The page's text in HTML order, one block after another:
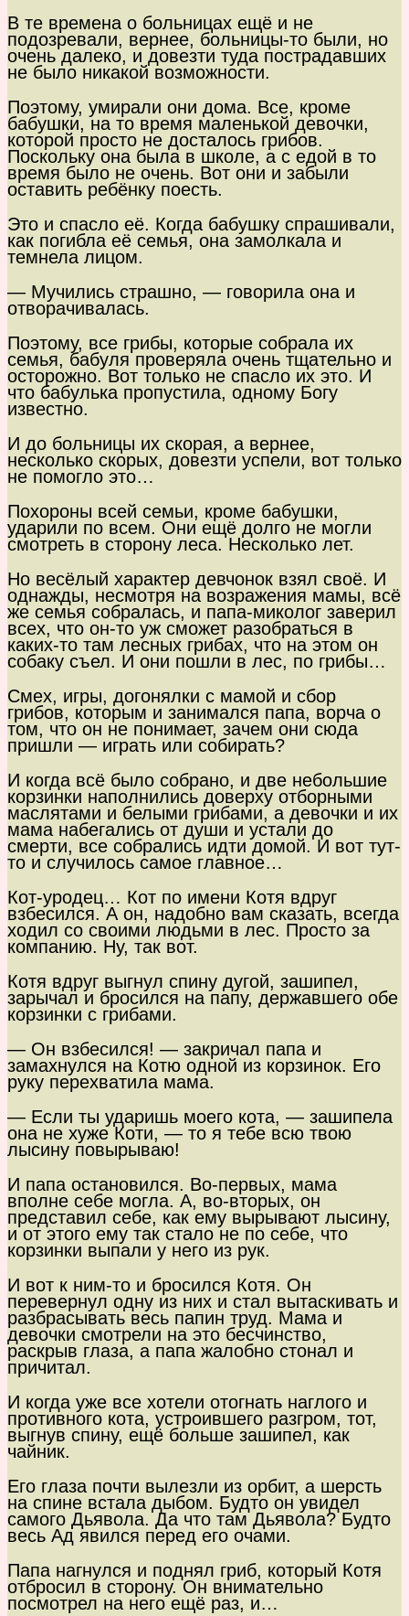
В те времена о больницах ещё и не
подозревали, вернее, больницы-то были, но
очень далеко, и довезти туда пострадавших
не было никакой возможности.
Поэтому, умирали они дома. Все, кроме
бабушки, на то время маленькой девочки,
которой просто не досталось грибов.
Поскольку она была в школе, а с едой в то
время было не очень. Вот они и забыли
оставить ребёнку поесть.
Это и спасло её. Когда бабушку спрашивали,
как погибла её семья, она замолкала и
темнела лицом.
— Мучились страшно, — говорила она и
отворачивалась.
Поэтому, все грибы, которые собрала их
семья, бабуля проверяла очень тщательно и
осторожно. Вот только не спасло их это. И
что бабулька пропустила, одному Богу
известно.
И до больницы их скорая, а вернее,
несколько скорых, довезти успели, вот только
не помогло это…
Похороны всей семьи, кроме бабушки,
ударили по всем. Они ещё долго не могли
смотреть в сторону леса. Несколько лет.
Но весёлый характер девчонок взял своё. И
однажды, несмотря на возражения мамы, всё
же семья собралась, и папа-миколог заверил
всех, что он-то уж сможет разобраться в
каких-то там лесных грибах, что на этом он
собаку съел. И они пошли в лес, по грибы…
Смех, игры, догонялки с мамой и сбор
грибов, которым и занимался папа, ворча о
том, что он не понимает, зачем они сюда
пришли — играть или собирать?
И когда всё было собрано, и две небольшие
корзинки наполнились доверху отборными
маслятами и белыми грибами, а девочки и их
мама набегались от души и устали до
смерти, все собрались идти домой. И вот тут-
то и случилось самое главное…
Кот-уродец… Кот по имени Котя вдруг
взбесился. А он, надобно вам сказать, всегда
ходил со своими людьми в лес. Просто за
компанию. Ну, так вот.
Котя вдруг выгнул спину дугой, зашипел,
зарычал и бросился на папу, державшего обе
корзинки с грибами.
— Он взбесился! — закричал папа и
замахнулся на Котю одной из корзинок. Его
руку перехватила мама.
— Если ты ударишь моего кота, — зашипела
она не хуже Коти, — то я тебе всю твою
лысину повырываю!
И папа остановился. Во-первых, мама
вполне себе могла. А, во-вторых, он
представил себе, как ему вырывают лысину,
и от этого ему так стало не по себе, что
корзинки выпали у него из рук.
И вот к ним-то и бросился Котя. Он
перевернул одну из них и стал вытаскивать и
разбрасывать весь папин труд. Мама и
девочки смотрели на это бесчинство,
раскрыв глаза, а папа жалобно стонал и
причитал.
И когда уже все хотели отогнать наглого и
противного кота, устроившего разгром, тот,
выгнув спину, ещё больше зашипел, как
чайник.
Его глаза почти вылезли из орбит, а шерсть
на спине встала дыбом. Будто он увидел
самого Дьявола. Да что там Дьявола? Будто
весь Ад явился перед его очами.
Папа нагнулся и поднял гриб, который Котя
отбросил в сторону. Он внимательно
посмотрел на него ещё раз, и…